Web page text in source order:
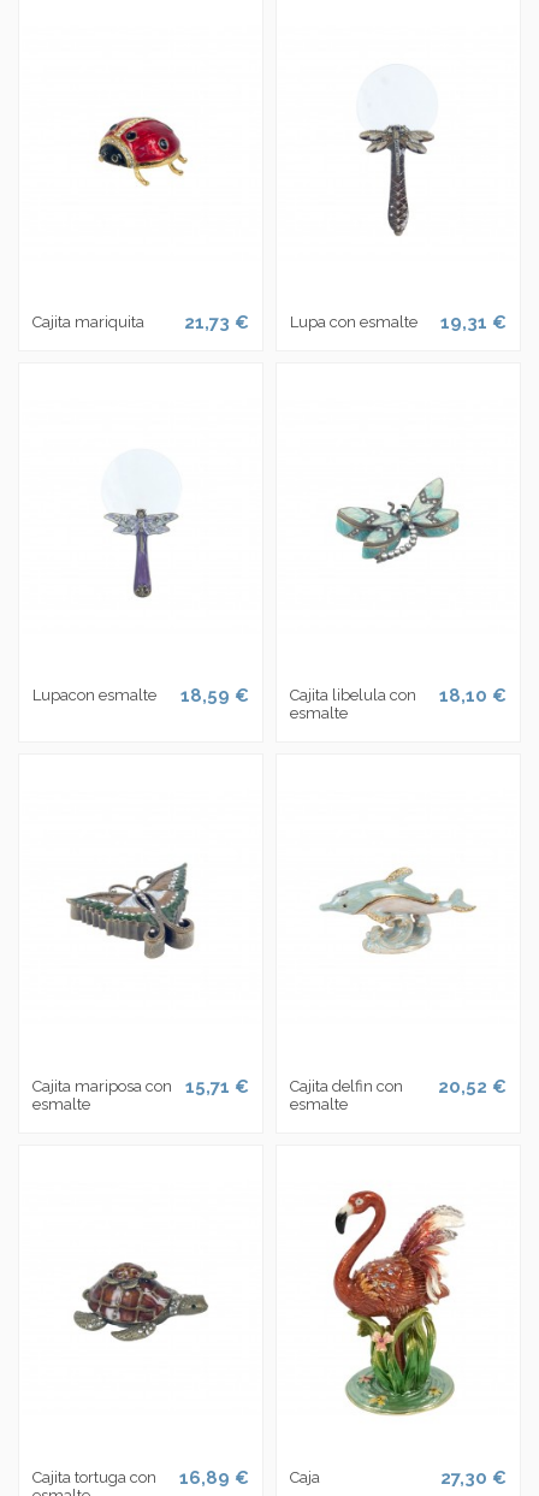
Cajita mariquita 21,73 € Lupa con esmalte 19,31 €
Lupacon esmalte 18,59 €
Cajita libelula con
esmalte
18,10 €
Cajita mariposa con
esmalte
15,71 €
Cajita delfin con
esmalte
20,52 €
Cajita tortuga con
16,89 € Caja 27,30 €